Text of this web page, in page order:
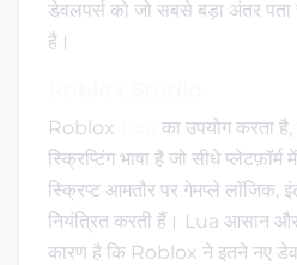
डेवलपर्स को जो सबसे बड़ा अंतर पता
है।
Roblox
का उपयोग करता
स्क्रिप्टिंग भाषा है जो सीधे
स्क्रिप्ट आमतौर पर गेमप्ले लॉजिक,
नियंत्रित करती हैं। Lua आसान
कारण है कि Roblox ने इतने नए